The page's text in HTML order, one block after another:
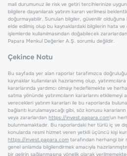
mali durumunuz ile risk ve getiri tercihlerinize
bilgilere dayanılarak yatırım kararı verilmesi
doğurmayabilir. Sunulan bilgiler, güvenilir olduğuna
elde edilmiş olup bu kaynaklardaki bilgilerin hata ve
işlemlerde kullanılmasından doğabilecek
Papara Menkul Değerler A.Ş. sorumlu değildir.
Çekince Notu
Bu sayfada yer alan raporlar tarafımızca
kaynaklar kullanılarak hazırlanmış olup,
kararlarında yardımcı olmayı hedeflemekte ve
satma yönünde yatırımcıların kararlarını etkilemeyi
verecekleri yatırım kararları ile bu raporlarda
bağlantı kurulamayacağı gibi, söz konusu
veya zararlardan https://invest.papara.com'un
bulunmamaktadır. Bu raporlardaki her türlü iç ve
konularda resmi hizmet veren yetkili üçüncü kişi
https://invest.papara.com tarafından herhangi bir
genel anlamda bilgilendirmek amacıyla
bir gelirin sağlanmasına yönelik olarak